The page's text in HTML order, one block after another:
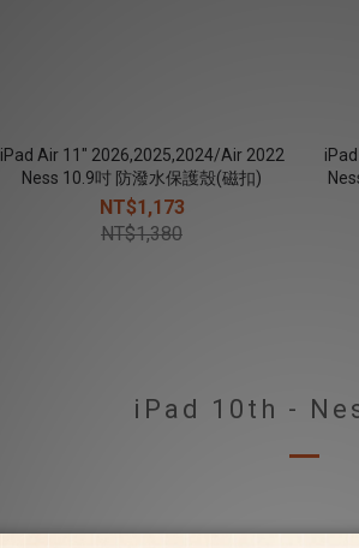
iPad Air 11" 2026,2025,2024/Air 2022
Ness 10.9吋 防潑水保護殼(磁扣)
NT$1,173
NT$1,380
iPad 10th -